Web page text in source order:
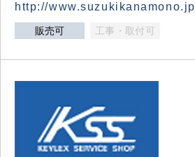
http://www.suzukikanamono.jp
販売可 工事・取付可